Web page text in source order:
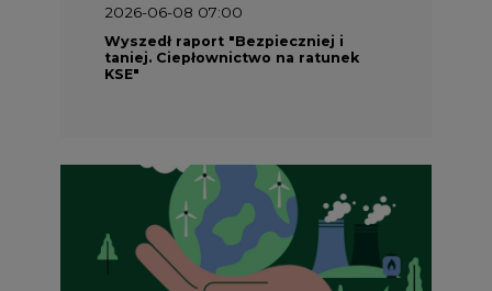
2026-06-08 07:00
Wyszedł raport "Bezpieczniej i
taniej. Ciepłownictwo na ratunek
KSE"